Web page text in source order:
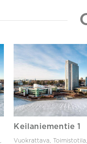
Keilaniementie 1
Vuokrattava, Toimistotila,